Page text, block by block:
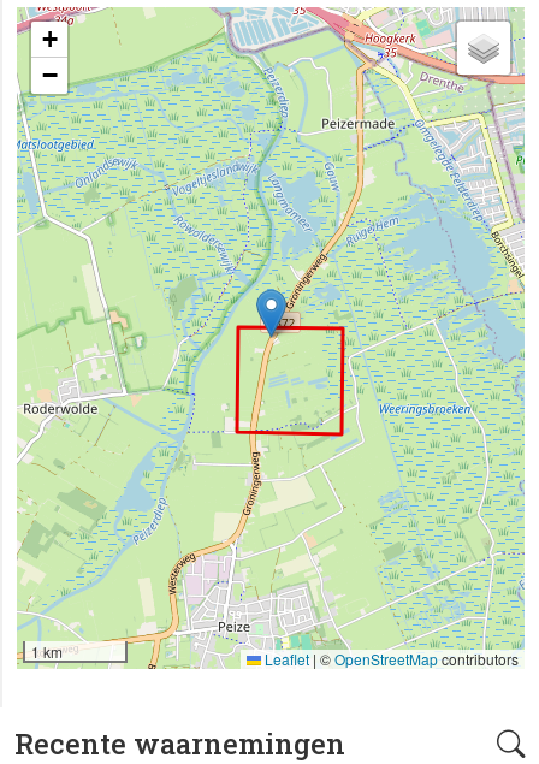
Recente waarnemingen
+
−
1 km Leaflet | ©OpenStreetMapcontributors